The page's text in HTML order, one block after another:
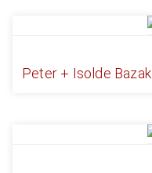
Peter + Isolde Bazak